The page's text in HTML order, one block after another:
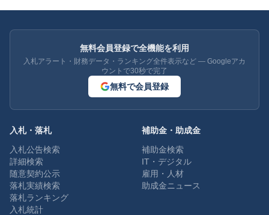
無料会員登録で全機能を利用
入札アラート・財務データ・ランキング全件表示など — Googleアカ
ウントで30秒で完了
無料で会員登録
入札・落札
入札公告検索
詳細検索
随意契約公示
落札実績検索
落札ランキング
入札統計
補助金・助成金
補助金検索
IT・デジタル
雇用・人材
助成金ニュース